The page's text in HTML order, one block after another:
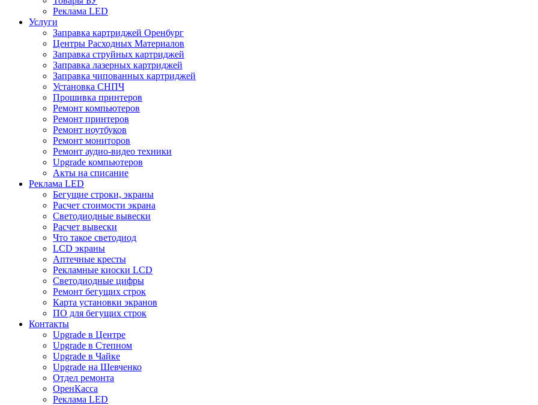
Реклама LED
Услуги
Заправка картриджей Оренбург
Центры Расходных Материалов
Заправка струйных картриджей
Заправка лазерных картриджей
Заправка чипованных картриджей
Установка СНПЧ
Прошивка принтеров
Ремонт компьютеров
Ремонт принтеров
Ремонт ноутбуков
Ремонт мониторов
Ремонт аудио-видео техники
Upgrade компьютеров
Акты на списание
Реклама LED
Бегущие строки, экраны
Расчет стоимости экрана
Светодиодные вывески
Расчет вывески
Что такое светодиод
LCD экраны
Аптечные кресты
Рекламные киоски LCD
Светодиодные цифры
Ремонт бегущих строк
Карта установки экранов
ПО для бегущих строк
Контакты
Upgrade в Центре
Upgrade в Степном
Upgrade в Чайке
Upgrade на Шевченко
Отдел ремонта
ОренКасса
Реклама LED